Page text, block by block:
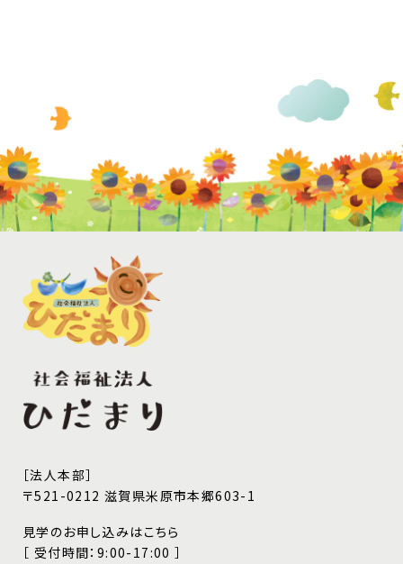
［法人本部］
〒521-0212 滋賀県米原市本郷603-1
見学のお申し込みはこちら
［ 受付時間：9:00-17:00 ］